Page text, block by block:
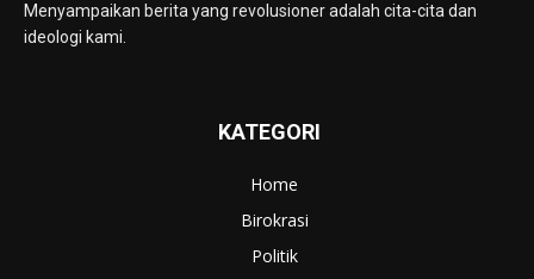
Menyampaikan berita yang revolusioner adalah cita-cita dan
ideologi kami.
KATEGORI
Home
Birokrasi
Politik